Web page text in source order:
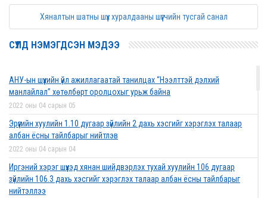
Хяналтын шатны шүүх хуралдааны шүүгчийн тусгай санал
СҮҮЛД НЭМЭГДСЭН МЭДЭЭ
АНУ-ын шүүхийн үйл ажиллагаатай танилцах “Нээлттэй дэлхий
манлайлал” хөтөлбөрт оролцохыг урьж байна
2022 оны 04 сарын 05
Эрүүгийн хуулийн 1.10 дугаар зүйлийн 2 дахь хэсгийг хэрэглэх талаар
албан ёсны тайлбарыг нийтлэв
2022 оны 04 сарын 04
Иргэний хэрэг шүүхэд хянан шийдвэрлэх тухай хуулийн 106 дугаар
зүйлийн 106.3 дахь хэсгийг хэрэглэх талаар албан ёсны тайлбарыг
нийтэллээ